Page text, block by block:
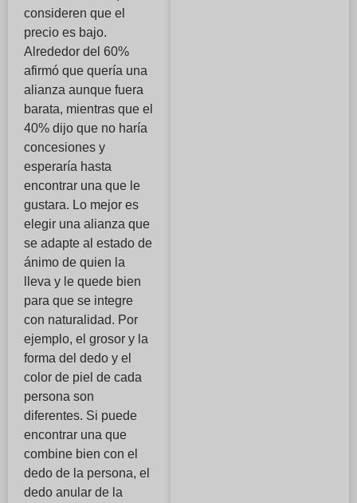
consideren que el
precio es bajo.
Alrededor del 60%
afirmó que quería una
alianza aunque fuera
barata, mientras que el
40% dijo que no haría
concesiones y
esperaría hasta
encontrar una que le
gustara. Lo mejor es
elegir una alianza que
se adapte al estado de
ánimo de quien la
lleva y le quede bien
para que se integre
con naturalidad. Por
ejemplo, el grosor y la
forma del dedo y el
color de piel de cada
persona son
diferentes. Si puede
encontrar una que
combine bien con el
dedo de la persona, el
dedo anular de la